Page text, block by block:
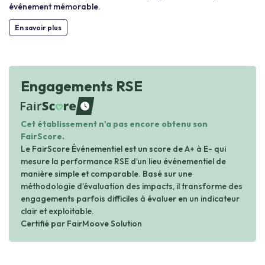
événement mémorable.
En savoir plus
Engagements RSE
waiting
Cet établissement n'a pas encore obtenu son
FairScore.
Le FairScore Événementiel est un score de A+ à E- qui
mesure la performance RSE d’un lieu événementiel de
manière simple et comparable. Basé sur une
méthodologie d’évaluation des impacts, il transforme des
engagements parfois difficiles à évaluer en un indicateur
clair et exploitable.
Certifié par FairMoove Solution